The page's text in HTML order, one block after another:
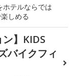
ホテルならでは
しめる
ン】KIDS
バイクフィ